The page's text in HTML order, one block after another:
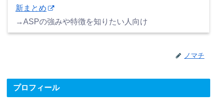
新まとめ
→ASPの強みや特徴を知りたい人向け
ノマチ
プロフィール